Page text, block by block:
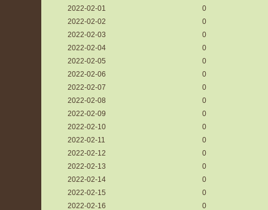
2022-02-01
0
2022-02-02
0
2022-02-03
0
2022-02-04
0
2022-02-05
0
2022-02-06
0
2022-02-07
0
2022-02-08
0
2022-02-09
0
2022-02-10
0
2022-02-11
0
2022-02-12
0
2022-02-13
0
2022-02-14
0
2022-02-15
0
2022-02-16
0